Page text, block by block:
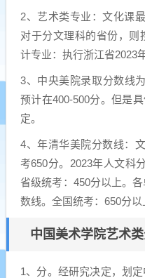
2、艺术类专业：文化课
对于分文理科的省份，则
计专业：执行浙江省2023
3、中央美院录取分数线
预计在400-500分。但是
定。
4、年清华美院分数线：
考650分。2023年人文科
省级统考：450分以上。
数线。全国统考：650分以
中国美术学院艺术
1、分。经研究决定，划